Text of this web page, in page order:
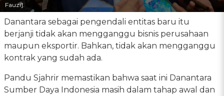
Fauzi].
Danantara sebagai pengendali entitas baru itu
berjanji tidak akan mengganggu bisnis perusahaan
maupun eksportir. Bahkan, tidak akan mengganggu
kontrak yang sudah ada.
Pandu Sjahrir memastikan bahwa saat ini Danantara
Sumber Daya Indonesia masih dalam tahap awal dan